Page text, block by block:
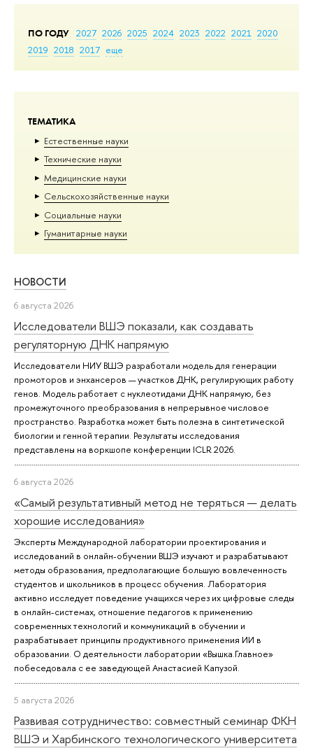
ПО ГОДУ 2027 2026 2025 2024 2023 2022 2021 2020
2019 2018 2017 еще
ТЕМАТИКА
Естественные науки
Тех­ничес­кие науки
Медицинские науки
Сельскохозяйственные науки
Социальные науки
Гуманитарные науки
НОВОСТИ
6 августа 2026
Исследователи ВШЭ показали, как создавать
регуляторную ДНК напрямую
Исследователи НИУ ВШЭ разработали модель для генерации
промоторов и энхансеров — участков ДНК, регулирующих работу
генов. Модель работает с нуклеотидами ДНК напрямую, без
промежуточного преобразования в непрерывное числовое
пространство. Разработка может быть полезна в синтетической
биологии и генной терапии. Результаты исследования
представлены на воркшопе конференции ICLR 2026.
6 августа 2026
«Самый результативный метод не теряться — делать
хорошие исследования»
Эксперты Международной лаборатории проектирования и
исследований в онлайн-обучении ВШЭ изучают и разрабатывают
методы образования, предполагающие большую вовлеченность
студентов и школьников в процесс обучения. Лаборатория
активно исследует поведение учащихся через их цифровые следы
в онлайн-системах, отношение педагогов к применению
современных технологий и коммуникаций в обучении и
разрабатывает принципы продуктивного применения ИИ в
образовании. О деятельности лаборатории «Вышка.Главное»
побеседовала с ее заведующей Анастасией Капузой.
5 августа 2026
Развивая сотрудничество: совместный семинар ФКН
ВШЭ и Харбинского технологического университета